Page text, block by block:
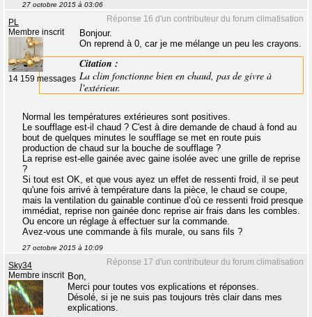
27 octobre 2015 à 03:06
Réponse 16 d'un contributeur du forum climatisation
PL
Membre inscrit
14 159 messages
Bonjour.
On reprend à 0, car je me mélange un peu les crayons.
Citation :
La clim fonctionne bien en chaud, pas de givre à
l'extérieur.
Normal les températures extérieures sont positives.
Le soufflage est-il chaud ? C'est à dire demande de chaud à fond au
bout de quelques minutes le soufflage se met en route puis
production de chaud sur la bouche de soufflage ?
La reprise est-elle gainée avec gaine isolée avec une grille de reprise
?
Si tout est OK, et que vous ayez un effet de ressenti froid, il se peut
qu'une fois arrivé à température dans la pièce, le chaud se coupe,
mais la ventilation du gainable continue d’où ce ressenti froid presque
immédiat, reprise non gainée donc reprise air frais dans les combles.
Ou encore un réglage à effectuer sur la commande.
Avez-vous une commande à fils murale, ou sans fils ?
27 octobre 2015 à 10:09
Réponse 17 d'un contributeur du forum climatisation
Sky34
Membre inscrit Bon,
Merci pour toutes vos explications et réponses.
Désolé, si je ne suis pas toujours très clair dans mes
explications.